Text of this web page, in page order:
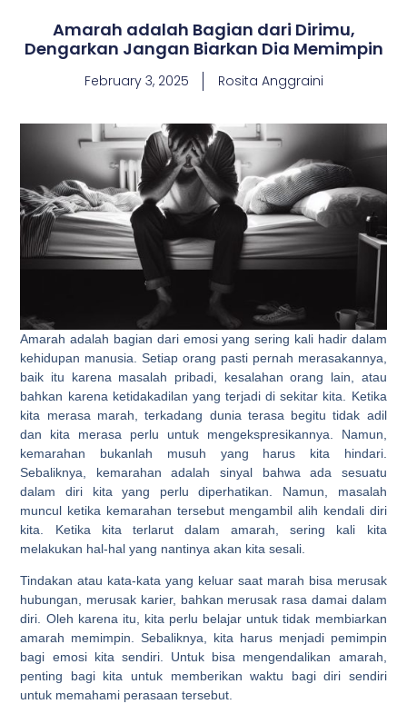
Amarah adalah Bagian dari Dirimu,
Dengarkan Jangan Biarkan Dia Memimpin
February 3, 2025 Rosita Anggraini
Amarah adalah bagian dari emosi yang sering kali hadir dalam
kehidupan manusia. Setiap orang pasti pernah merasakannya,
baik itu karena masalah pribadi, kesalahan orang lain, atau
bahkan karena ketidakadilan yang terjadi di sekitar kita. Ketika
kita merasa marah, terkadang dunia terasa begitu tidak adil
dan kita merasa perlu untuk mengekspresikannya. Namun,
kemarahan bukanlah musuh yang harus kita hindari.
Sebaliknya, kemarahan adalah sinyal bahwa ada sesuatu
dalam diri kita yang perlu diperhatikan. Namun, masalah
muncul ketika kemarahan tersebut mengambil alih kendali diri
kita. Ketika kita terlarut dalam amarah, sering kali kita
melakukan hal-hal yang nantinya akan kita sesali.
Tindakan atau kata-kata yang keluar saat marah bisa merusak
hubungan, merusak karier, bahkan merusak rasa damai dalam
diri. Oleh karena itu, kita perlu belajar untuk tidak membiarkan
amarah memimpin. Sebaliknya, kita harus menjadi pemimpin
bagi emosi kita sendiri. Untuk bisa mengendalikan amarah,
penting bagi kita untuk memberikan waktu bagi diri sendiri
untuk memahami perasaan tersebut.